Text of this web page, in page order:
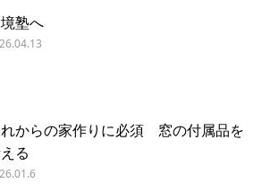
塾へ
からの家作りに必須 窓の付属品を
る